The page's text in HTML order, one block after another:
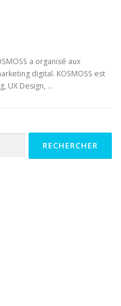
a organisé aux
digital. KOSMOSS est
UX Design, …